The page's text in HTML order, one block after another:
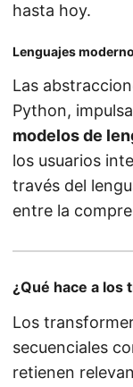
hasta hoy.
Lenguajes
Las
Python,
modelos de
los usuarios
través del
entre la
¿Qué hace a los
Los
secuenciales
retienen